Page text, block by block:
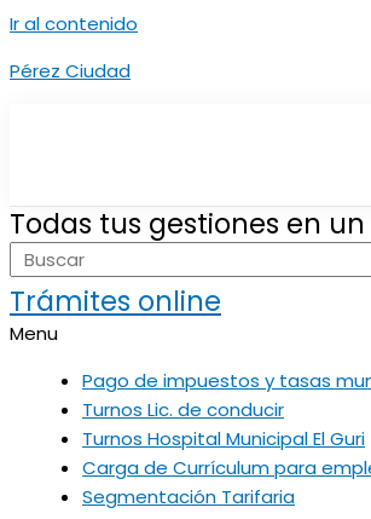
Ir al contenido
Pérez Ciudad
Todas tus gestiones en
Trámites online
Menu
Pago de impuestos y tasas
Turnos Lic. de conducir
Turnos Hospital Municipal El Guri
Carga de Currículum para
Segmentación Tarifaria